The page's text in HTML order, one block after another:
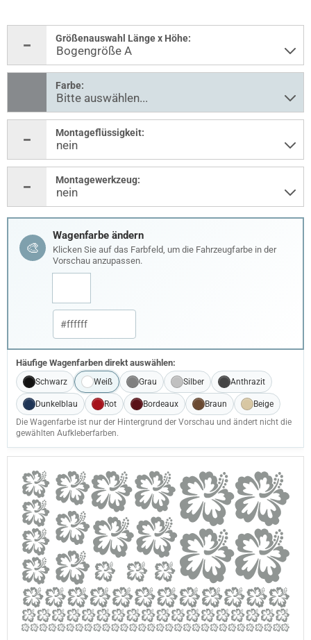
Größenauswahl Länge x Höhe:
Farbe:
Montageflüssigkeit:
Montagewerkzeug:
🎨
Wagenfarbe ändern
Klicken Sie auf das Farbfeld, um die Fahrzeugfarbe in der
Vorschau anzupassen.
Häufige Wagenfarben direkt auswählen:
Schwarz Weiß Grau Silber Anthrazit
Dunkelblau Rot Bordeaux Braun
Beige
Die Wagenfarbe ist nur der Hintergrund der Vorschau und ändert nicht die
gewählten Aufkleberfarben.